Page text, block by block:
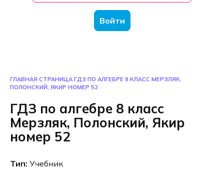
Войти
ГЛАВНАЯ СТРАНИЦА ГДЗ ПО АЛГЕБРЕ 8 КЛАСС МЕРЗЛЯК,
ПОЛОНСКИЙ, ЯКИР НОМЕР 52
ГДЗ по алгебре 8 класс
Мерзляк, Полонский, Якир
номер 52
Тип: Учебник